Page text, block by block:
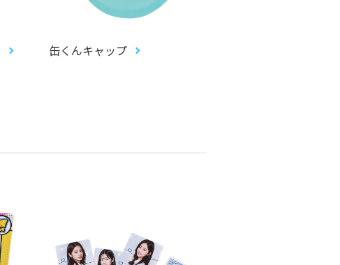
缶くんキャップ